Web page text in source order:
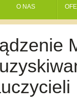
O NAS